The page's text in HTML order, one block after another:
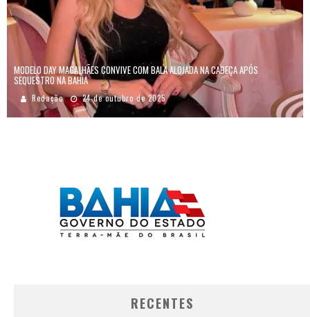
MODELO DAY MAGALHÃES CONVIVE COM BALA ALOJADA NA CABEÇA APÓS
SEQUESTRO NA BAHIA
Redação 24 de outubro de 2025
RECENTES